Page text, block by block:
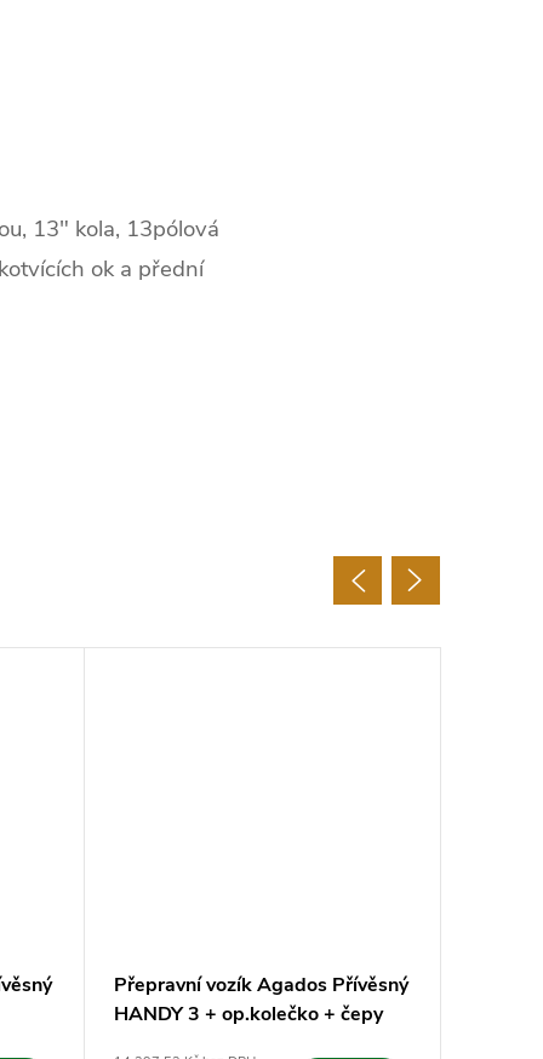
13" kola, 13pólová
ok a přední
Přepravní vozík Agados Přívěsný
HANDY 3 + op.kolečko + čepy